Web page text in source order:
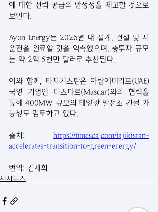
에 대한 전력 공급의 안정성을 제고할 것으로
보인다.
Ayon Energy는 2026년 내 설계, 건설 및 시
운전을 완료할 것을 약속했으며, 총투자 규모
는 약 2억 5천만 달러로 추산된다.
이와 함께, 타지키스탄은 아랍에미리트(UAE)
국영 기업인 마스다르(Masdar)와의 협력을
통해 400MW 규모의 태양광 발전소 건설 가
능성도 검토하고 있다.
출처: https://timesca.com/tajikistan-
accelerates-transition-to-green-energy/
번역: 김세희
시사뉴스